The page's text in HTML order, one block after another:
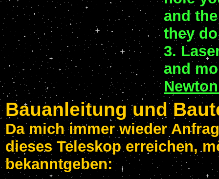
and
they
3.
and
Bauanleitung und
Da mich immer wieder
dieses Teleskop erreichen,
bekanntgeben: